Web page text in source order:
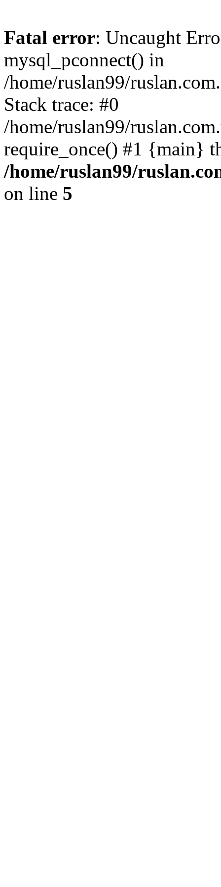
Fatal error: Uncaught
mysql_pconnect() in
/home/ruslan99/
Stack trace: #0
/home/ruslan99/
require_once() #1 {main}
/home/ruslan99/
on line 5